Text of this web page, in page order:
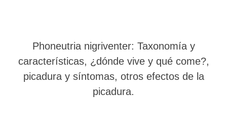
Phoneutria nigriventer: Taxonomía y
características, ¿dónde vive y qué come?,
picadura y síntomas, otros efectos de la
picadura.